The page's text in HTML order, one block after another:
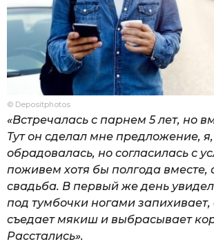
© Depositphotos
«Встречалась с парнем 5 лет, но
Тут он сделал мне предложение,
обрадовалась, но согласилась с
поживем хотя бы полгода вместе,
свадьба. В первый же день
под тумбочки ногами запихивает,
съедает мякиш и выбрасывает
Расстались».